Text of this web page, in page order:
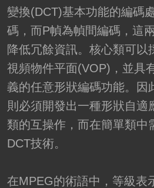
變換(DCT)基本功能的編碼
碼，而P幀為幀間編碼，這
降低冗餘資訊。核心類可以
視頻物件平面(VOP)，並具
義的任意形狀編碼功能。因
則必須開發出一種形狀自適
類的互操作，而在簡單類中
DCT技術。
在MPEG的術語中，等級表